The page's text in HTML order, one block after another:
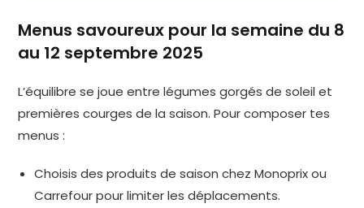
Menus savoureux pour la semaine du 8
au 12 septembre 2025
L’équilibre se joue entre légumes gorgés de soleil et
premières courges de la saison. Pour composer tes
menus :
Choisis des produits de saison chez Monoprix ou
Carrefour pour limiter les déplacements.